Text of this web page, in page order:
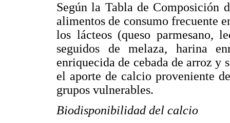
Según la Tabla de Composición
alimentos de consumo frecuente
los lácteos (queso parmesano,
seguidos de melaza, harina
enriquecida de cebada de arroz y
el aporte de calcio proveniente
grupos vulnerables.
Biodisponibilidad del calcio